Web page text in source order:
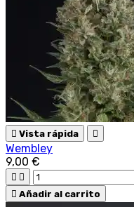
 Vista rápida 
Wembley
9,00 €
 
 Añadir al carrito